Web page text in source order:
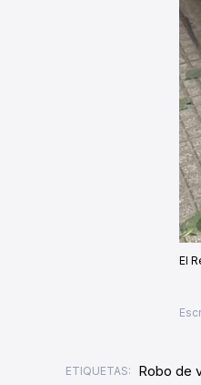
El
ETIQUETAS: Robo de